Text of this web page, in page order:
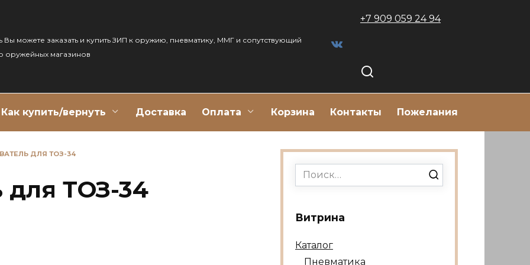
Вы можете заказать и купить ЗИП к оружию, пневматику, ММГ и сопутствующий
оружейных магазинов
+7 909 059 24 94
Как купить/вернуть Доставка Оплата Корзина Контакты Пожелания
ДЛЯ ТОЗ-34
для ТОЗ-34
Search
for:
Витрина
Каталог
Пневматика